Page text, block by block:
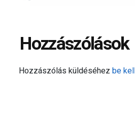
Hozzászólások
Hozzászólás küldéséhezbe